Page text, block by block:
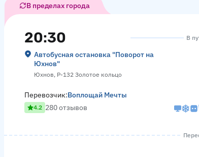
В пределах города
20:30
Автобусная остановка "Поворот на
Юхнов"
Юхнов, Р-132 Золотое кольцо
В
Перевозчик:Воплощай Мечты
4.2 280 отзывов